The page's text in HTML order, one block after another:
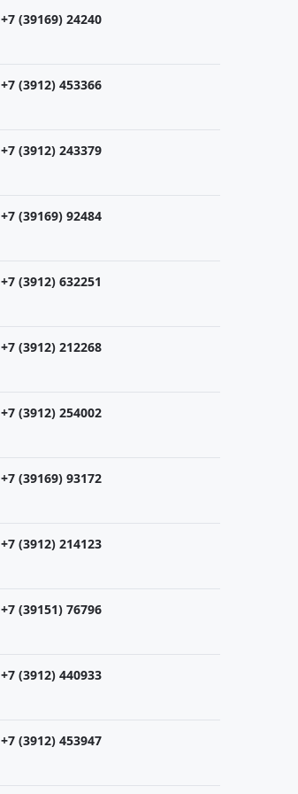
+7 (39169) 24240
+7 (3912) 453366
+7 (3912) 243379
+7 (39169) 92484
+7 (3912) 632251
+7 (3912) 212268
+7 (3912) 254002
+7 (39169) 93172
+7 (3912) 214123
+7 (39151) 76796
+7 (3912) 440933
+7 (3912) 453947